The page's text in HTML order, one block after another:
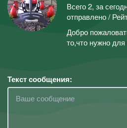
Всего 2, за
отправлено /
Добро
то,что нужно для
Текст сообщения: